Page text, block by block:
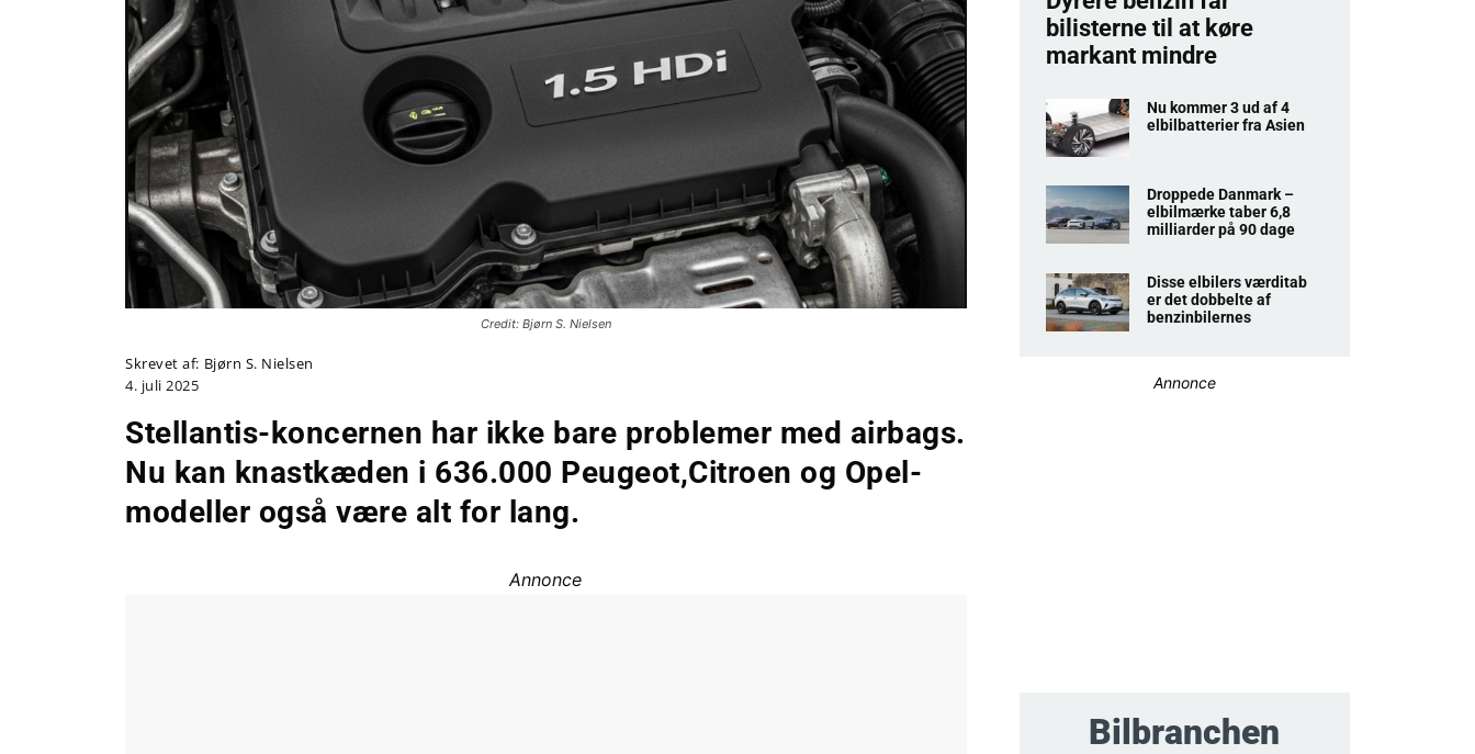
Credit: Bjørn S. Nielsen
Skrevet af: Bjørn S. Nielsen
4. juli 2025
Stellantis-koncernen har ikke bare problemer med airbags.
Nu kan knastkæden i 636.000 Peugeot,Citroen og Opel-
modeller også være alt for lang.
Annonce
bilisterne til at køre
markant mindre
Nu kommer 3 ud af 4
elbilbatterier fra Asien
Droppede Danmark –
elbilmærke taber 6,8
milliarder på 90 dage
Disse elbilers værditab
er det dobbelte af
benzinbilernes
Annonce
Bilbranchen